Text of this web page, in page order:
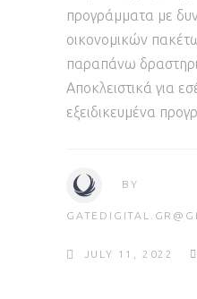
προγράμματα με
οικονομικών
παραπάνω
Αποκλειστικά για
εξειδικευμένα
BY
JULY 11, 2022